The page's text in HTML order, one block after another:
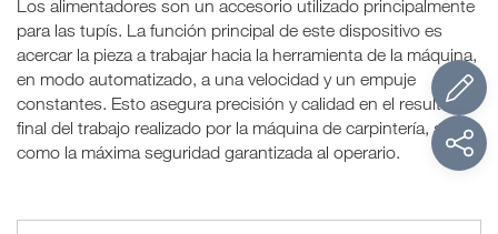
Los alimentadores son un accesorio utilizado principalmente
para las tupís. La función principal de este dispositivo es
acercar la pieza a trabajar hacia la herramienta de la máquina,
en modo automatizado, a una velocidad y un empuje
constantes. Esto asegura precisión y calidad en el resultado
final del trabajo realizado por la máquina de carpintería, así
como la máxima seguridad garantizada al operario.